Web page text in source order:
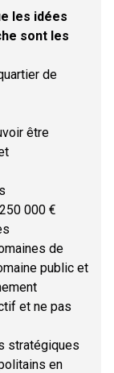
les idées
sont les
de
être
000 €
de
public et
et ne pas
stratégiques
en